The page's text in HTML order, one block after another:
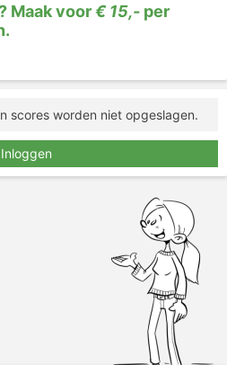
Maak voor€ 15,- per
scores worden niet opgeslagen.
Inloggen